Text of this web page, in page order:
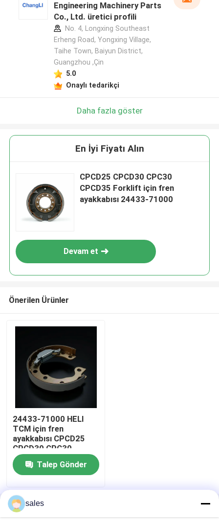
Evde
Ürün
Engineering Machinery Parts
Co., Ltd. üretici profili
No. 4, Longxing Southeast
Erheng Road, Yongxing Village,
Taihe Town, Baiyun District,
Guangzhou ,Çin
5.0
Onaylı tedarikçi
Daha fazla göster
En İyi Fiyatı Alın
CPCD25 CPCD30 CPC30
CPCD35 Forklift için fren
ayakkabısı 24433-71000
Devam et
Önerilen Ürünler
24433-71000 HELI
TCM için fren
ayakkabısı CPCD25
CPCD30 CPC30
CPCD35 Forklift
ParçasıTalep Gönder
Ana sayfa
Site Haritası
Privacy Policy
sales